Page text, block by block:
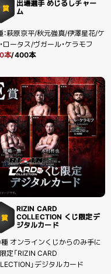
賞
出場選手 めじるしチャー
ム
：萩原京平/秋元強真/伊澤星花/ケ
ロータス/ヴガール・ケラモフ
本/400本
賞
RIZIN CARD
COLLECTION くじ限定デ
ジタルカード
オンラインくじからのみ手に
定「RIZIN CARD
」デジタルカード